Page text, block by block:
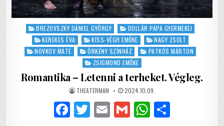
Posted
BREZOVSZKY DÁNIEL GYÖRGY
DOLLÁR PAPA GYERMEKEI
KEREKES ÉVA
KISS-VÉGH EMŐKE
NAGY ZSOLT
NOVKOV MÁTÉ
ÖRKÉNY SZÍNHÁZ
PATKÓS MÁRTON
ZSIGMOND EMŐKE
Romantika – Letenni a terheket. Végleg.
AUTHOR:
THEATERMAN PUBLISHED
DATE:
2024.10.09.
F T E G W